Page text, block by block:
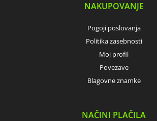
NAKUPOVANJE
Pogoji poslovanja
Politika zasebnosti
Moj profil
Povezave
Blagovne znamke
NAČINI PLAČILA